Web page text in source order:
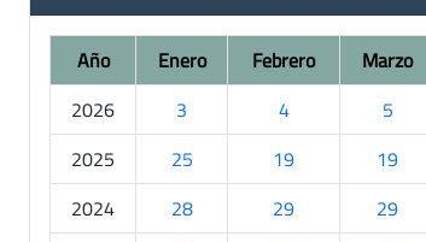
Año Enero Febrero Marzo
2026
3 4 5
2025
25 19 19
2024
28 29 29